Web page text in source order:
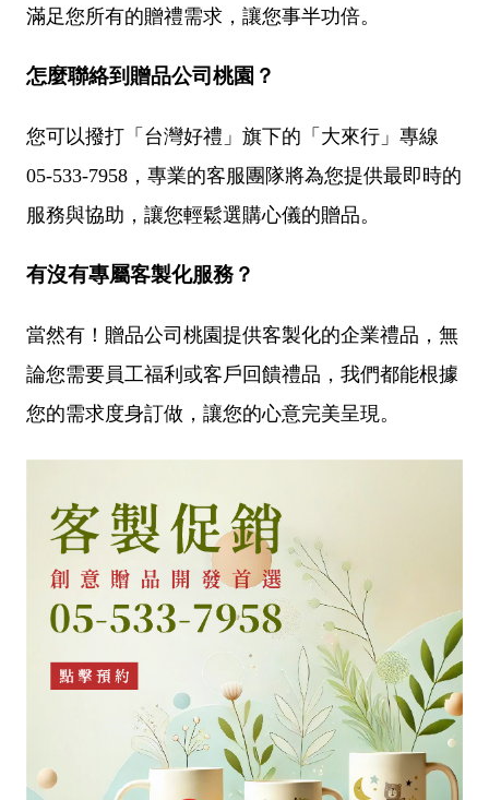
滿足您所有的贈禮需求，讓您事半功倍。
怎麼聯絡到贈品公司桃園？
您可以撥打「台灣好禮」旗下的「大來行」專線
05-533-7958，專業的客服團隊將為您提供最即時的
服務與協助，讓您輕鬆選購心儀的贈品。
有沒有專屬客製化服務？
當然有！贈品公司桃園提供客製化的企業禮品，無
論您需要員工福利或客戶回饋禮品，我們都能根據
您的需求度身訂做，讓您的心意完美呈現。